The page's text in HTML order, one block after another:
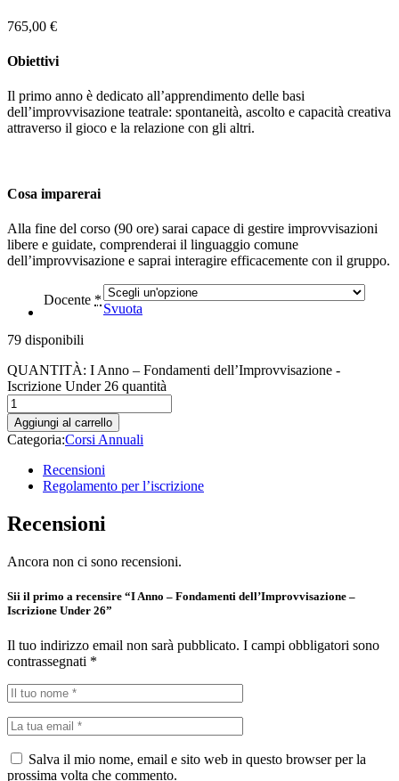
765,00 €
Obiettivi
Il primo anno è dedicato all’apprendimento delle basi
dell’improvvisazione teatrale: spontaneità, ascolto e capacità creativa
attraverso il gioco e la relazione con gli altri.
Cosa imparerai
Alla fine del corso (90 ore) sarai capace di gestire improvvisazioni
libere e guidate, comprenderai il linguaggio comune
dell’improvvisazione e saprai interagire efficacemente con il gruppo.
Docente *
Svuota
79 disponibili
QUANTITÀ: I Anno – Fondamenti dell’Improvvisazione -
Iscrizione Under 26 quantità
Aggiungi al carrello
Categoria:Corsi Annuali
Recensioni
Regolamento per l’iscrizione
Recensioni
Ancora non ci sono recensioni.
Sii il primo a recensire “I Anno – Fondamenti dell’Improvvisazione –
Iscrizione Under 26”
Il tuo indirizzo email non sarà pubblicato. I campi obbligatori sono
contrassegnati *
Salva il mio nome, email e sito web in questo browser per la
prossima volta che commento.